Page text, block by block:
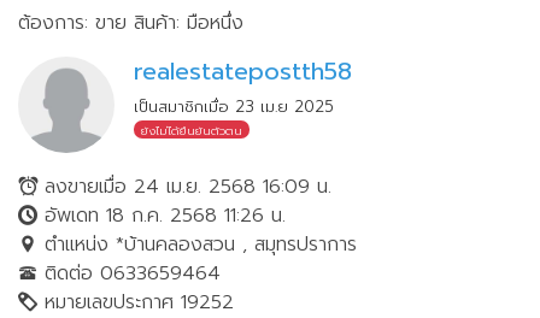
ต้องการ: ขาย สินค้า: มือหนึ่ง
realestatepostth58
เป็นสมาชิกเมื่อ 23 เม.ย 2025
ยังไม่ได้ยืนยันตัวตน
ลงขายเมื่อ 24 เม.ย. 2568 16:09 น.
อัพเดท 18 ก.ค. 2568 11:26 น.
ตำแหน่ง *บ้านคลองสวน , สมุทรปราการ
ติดต่อ 0633659464
หมายเลขประกาศ 19252